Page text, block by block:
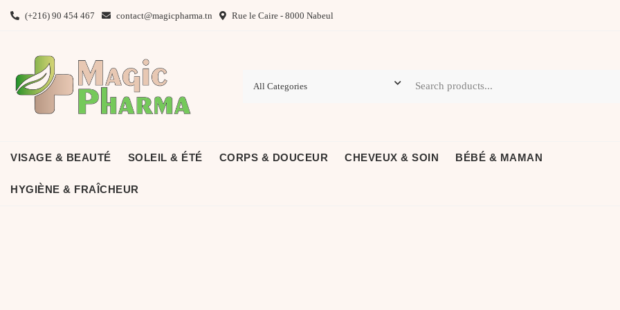
(+216) 90 454 467 contact@magicpharma.tn Rue le Caire - 8000 Nabeul
VISAGE & BEAUTÉ SOLEIL & ÉTÉ CORPS & DOUCEUR CHEVEUX & SOIN BÉBÉ & MAMAN
HYGIÈNE & FRAÎCHEUR